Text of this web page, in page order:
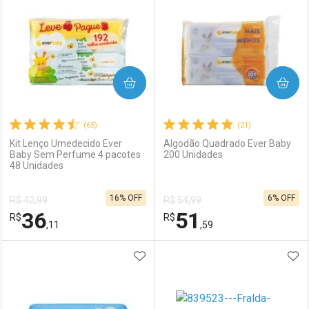
(65)
Kit Lenço Umedecido Ever
Baby Sem Perfume 4 pacotes
48 Unidades
R$ 42,99
R$36,11
16% OFF
COMPRAR
(21)
Algodão Quadrado Ever Baby
200 Unidades
R$ 54,99
R$51 ,59
6% OFF
COMPRAR
Laboratório
Por Menos
ADICIONAR AOS FAVORITOS